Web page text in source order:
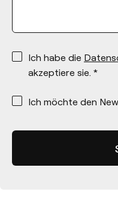
*
Ich habe die
akzeptiere sie. *
*
Ich möchte den